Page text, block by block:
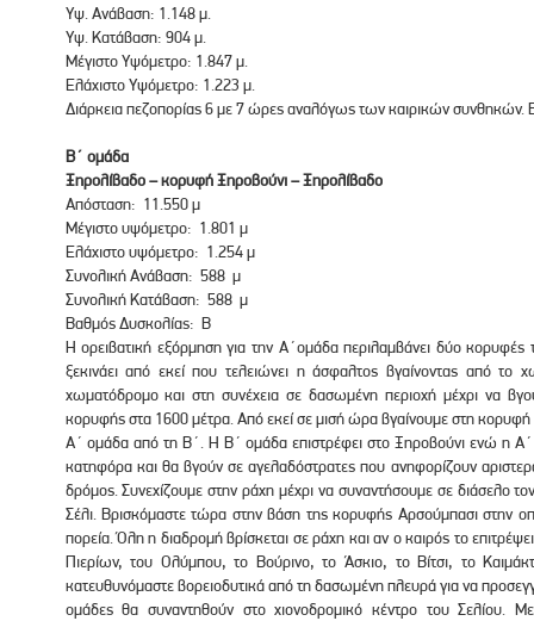
Υψ. Ανάβαση: 1.148 μ.
Υψ. Κατάβαση: 904 μ.
Μέγιστο Υψόμετρο: 1.847 μ.
Ελάχιστο Υψόμετρο: 1.223 μ.
Διάρκεια πεζοπορίας 6 με 7 ώρες αναλόγως των καιρικών συνθηκών.
Β΄ ομάδα
Ξηρολίβαδο – κορυφή Ξηροβούνι – Ξηρολίβαδο
Απόσταση: 11.550 μ
Μέγιστο υψόμετρο: 1.801 μ
Ελάχιστο υψόμετρο: 1.254 μ
Συνολική Ανάβαση: 588 μ
Συνολική Κατάβαση: 588 μ
Βαθμός Δυσκολίας: Β
Η ορειβατική εξόρμηση για την Α΄ομάδα περιλαμβάνει δύο
ξεκινάει από εκεί που τελειώνει η άσφαλτος βγαίνοντας από το
χωματόδρομο και στη συνέχεια σε δασωμένη περιοχή μέχρι να
κορυφής στα 1600 μέτρα. Από εκεί σε μισή ώρα βγαίνουμε στη κορυφή
Α΄ ομάδα από τη Β΄. Η Β΄ ομάδα επιστρέφει στο Ξηροβούνι ενώ η Α΄
κατηφόρα και θα βγούν σε αγελαδόστρατες που ανηφορίζουν
δρόμος. Συνεχίζουμε στην ράχη μέχρι να συναντήσουμε σε διάσελο
Σέλι. Βρισκόμαστε τώρα στην βάση της κορυφής Αρσούμπασι στην
πορεία. Όλη η διαδρομή βρίσκεται σε ράχη και αν ο καιρός το
Πιερίων, του Ολύμπου, το Βούρινο, το Άσκιο, το Βίτσι, το
κατευθυνόμαστε βορειοδυτικά από τη δασωμένη πλευρά για να
ομάδες θα συναντηθούν στο χιονοδρομικό κέντρο του Σελίου.